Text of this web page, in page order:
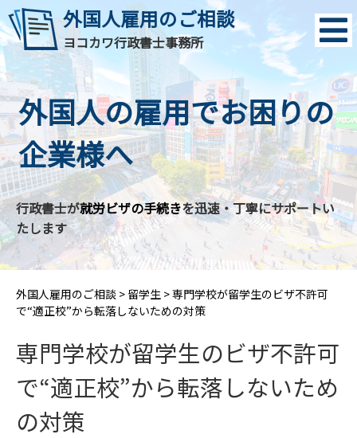
外国人雇用のご相談
ヨコカワ行政書士事務所
外国人の雇用でお困りの
企業様へ
行政書士が就労ビザの手続きを迅速・丁寧にサポートい
たします
外国人雇用のご相談 > 留学生 >専門学校が留学生のビザ不許可
で“適正校”から転落しないための対策
専門学校が留学生のビザ不許可
で“適正校”から転落しないため
の対策